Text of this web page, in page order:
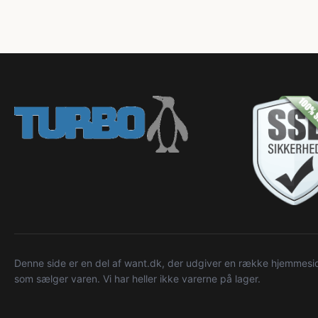
Denne side er en del af want.dk, der udgiver en række
som sælger varen. Vi har heller ikke varerne på lager.